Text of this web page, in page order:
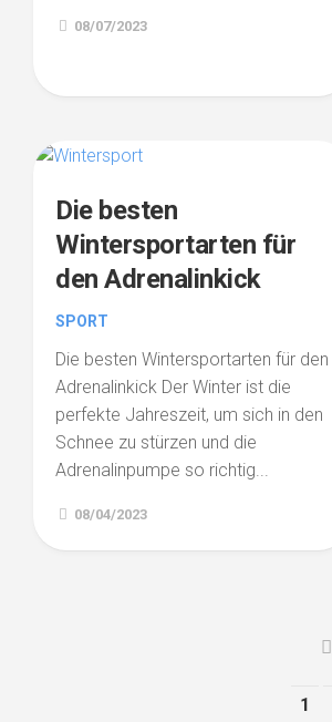
08/07/2023
Die besten
Wintersportarten für
den Adrenalinkick
SPORT
Die besten Wintersportarten für den
Adrenalinkick Der Winter ist die
perfekte Jahreszeit, um sich in den
Schnee zu stürzen und die
Adrenalinpumpe so richtig...
08/04/2023
1